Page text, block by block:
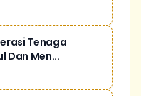
Tenaga
Dan Men...